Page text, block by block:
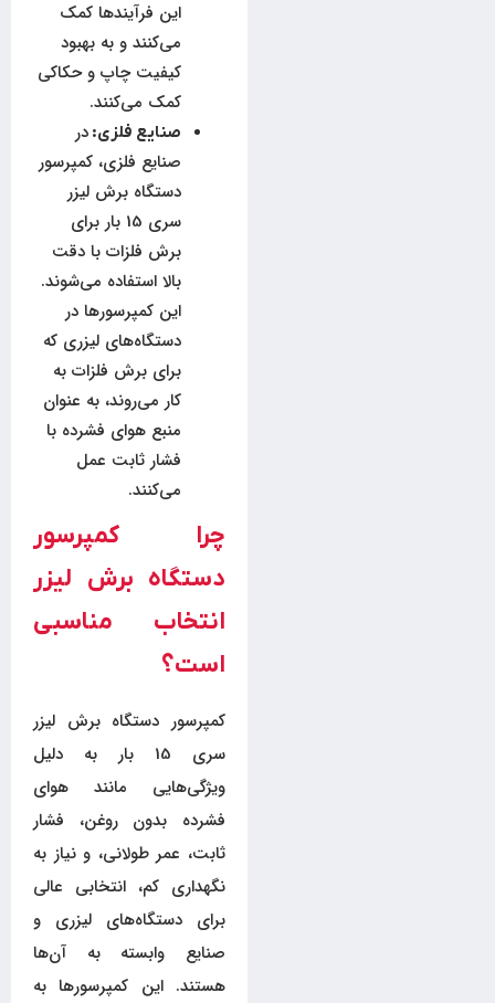
این فرآیندها کمک
می‌کنند و به بهبود
کیفیت چاپ و حکاکی
کمک می‌کنند.
صنایع فلزی: در
صنایع فلزی، کمپرسور
دستگاه برش لیزر
سری 15 بار برای
برش فلزات با دقت
بالا استفاده می‌شوند.
این کمپرسورها در
دستگاه‌های لیزری که
برای برش فلزات به
کار می‌روند، به عنوان
منبع هوای فشرده با
فشار ثابت عمل
می‌کنند.
چرا کمپرسور
دستگاه برش لیزر
انتخاب مناسبی
است؟
کمپرسور دستگاه برش لیزر
سری 15 بار به دلیل
ویژگی‌هایی مانند هوای
فشرده بدون روغن، فشار
ثابت، عمر طولانی، و نیاز به
نگهداری کم، انتخابی عالی
برای دستگاه‌های لیزری و
صنایع وابسته به آن‌ها
هستند. این کمپرسورها به